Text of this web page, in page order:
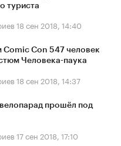
туриста
18 сен 2018, 14:40
Comic Con 547 человек
Человека-паука
18 сен 2018, 14:37
прошёл под
17 сен 2018, 17:10